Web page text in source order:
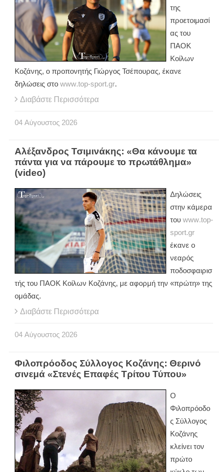
της
προετοιμασί
ας του
ΠΑΟΚ
Κοίλων
Κοζάνης, ο προπονητής Γιώργος Τσέπουρας, έκανε
δηλώσεις στο www.top-sport.gr.
Διαβάστε Περισσότερα
04 Αύγουστος 2026
Αλέξανδρος Τσιμινάκης: «Θα κάνουμε τα
πάντα για να πάρουμε το πρωτάθλημα»
(video)
Δηλώσεις
στην κάμερα
του www.top-
sport.gr
έκανε ο
νεαρός
ποδοσφαιρισ
τής του ΠΑΟΚ Κοίλων Κοζάνης, με αφορμή την «πρώτη» της
ομάδας.
Διαβάστε Περισσότερα
04 Αύγουστος 2026
Φιλοπρόοδος Σύλλογος Κοζάνης: Θερινό
σινεμά «Στενές Επαφές Τρίτου Τύπου»
Ο
Φιλοπρόοδο
ς Σύλλογος
Κοζάνης
κλείνει τον
πρώτο